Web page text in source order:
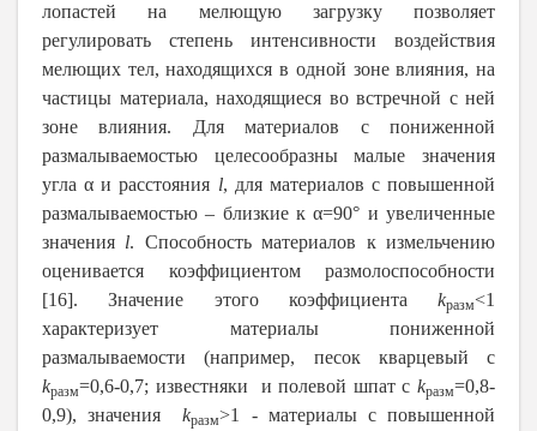
лопастей на мелющую загрузку позволяет
регулировать степень интенсивности воздействия
мелющих тел, находящихся в одной зоне влияния, на
частицы материала, находящиеся во встречной с ней
зоне влияния. Для материалов с пониженной
размалываемостью целесообразны малые значения
угла α и расстояния l, для материалов с повышенной
размалываемостью – близкие к α=90° и увеличенные
значения l. Способность материалов к измельчению
оценивается коэффициентом размолоспособности
[16]. Значение этого коэффициента kразм<1
характеризует материалы пониженной
размалываемости (например, песок кварцевый с
kразм=0,6-0,7; известняки и полевой шпат с kразм=0,8-
0,9), значенияkразм>1 - материалы с повышенной